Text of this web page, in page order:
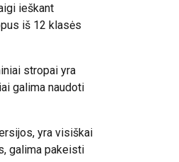
ieškant
iš 12 klasės
stropai yra
galima naudoti
yra visiškai
galima pakeisti